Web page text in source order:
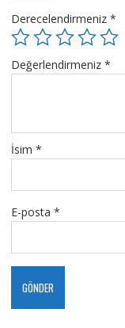
Derecelendirmeniz *
Değerlendirmeniz *
İsim *
E-posta *